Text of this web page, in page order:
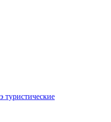
туристические